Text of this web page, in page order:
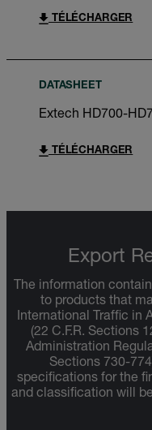
TÉLÉCHARGER
DATASHEET
Extech HD700-
TÉLÉCHARGER
Export
The information
to products that
International Traffic in
(22 C.F.R. Sections
Administration
Sections 730-
specifications for the
and classification will